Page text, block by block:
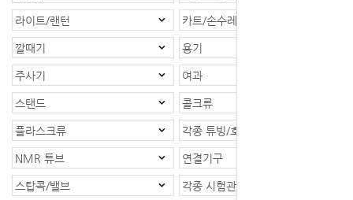
라이트/랜턴 카트/손수레
깔때기 용기
주사기 여과
스탠드 콜크류
플라스크류 각종 튜빙/호스
NMR 튜브 연결기구
스탑콕/밸브 각종 시험관